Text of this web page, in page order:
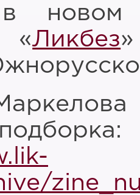
новом
«Ликбез